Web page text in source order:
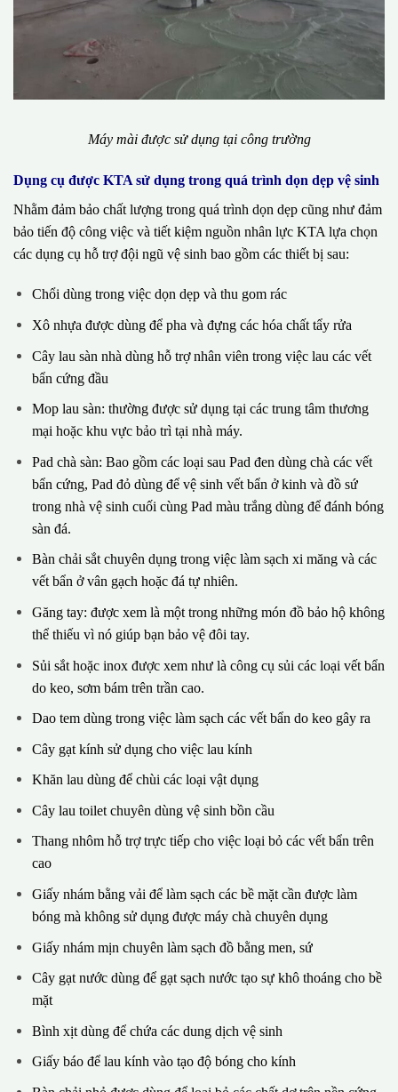
Máy mài được sử dụng tại công trường
Dụng cụ được KTA sử dụng trong quá trình dọn dẹp vệ sinh
Nhằm đảm bảo chất lượng trong quá trình dọn dẹp cũng như đảm
bảo tiến độ công việc và tiết kiệm nguồn nhân lực KTA lựa chọn
các dụng cụ hỗ trợ đội ngũ vệ sinh bao gồm các thiết bị sau:
Chổi dùng trong việc dọn dẹp và thu gom rác
Xô nhựa được dùng để pha và đựng các hóa chất tẩy rửa
Cây lau sàn nhà dùng hỗ trợ nhân viên trong việc lau các vết
bẩn cứng đầu
Mop lau sàn: thường được sử dụng tại các trung tâm thương
mại hoặc khu vực bảo trì tại nhà máy.
Pad chà sàn: Bao gồm các loại sau Pad đen dùng chà các vết
bẩn cứng, Pad đỏ dùng để vệ sinh vết bẩn ở kinh và đồ sứ
trong nhà vệ sinh cuối cùng Pad màu trắng dùng để đánh bóng
sàn đá.
Bàn chải sắt chuyên dụng trong việc làm sạch xi măng và các
vết bẩn ở vân gạch hoặc đá tự nhiên.
Găng tay: được xem là một trong những món đồ bảo hộ không
thể thiếu vì nó giúp bạn bảo vệ đôi tay.
Sủi sắt hoặc inox được xem như là công cụ sủi các loại vết bẩn
do keo, sơm bám trên trần cao.
Dao tem dùng trong việc làm sạch các vết bẩn do keo gây ra
Cây gạt kính sử dụng cho việc lau kính
Khăn lau dùng để chùi các loại vật dụng
Cây lau toilet chuyên dùng vệ sinh bồn cầu
Thang nhôm hỗ trợ trực tiếp cho việc loại bỏ các vết bẩn trên
cao
Giấy nhám bằng vải để làm sạch các bề mặt cần được làm
bóng mà không sử dụng được máy chà chuyên dụng
Giấy nhám mịn chuyên làm sạch đồ bằng men, sứ
Cây gạt nước dùng để gạt sạch nước tạo sự khô thoáng cho bề
mặt
Bình xịt dùng để chứa các dung dịch vệ sinh
Giấy báo để lau kính vào tạo độ bóng cho kính